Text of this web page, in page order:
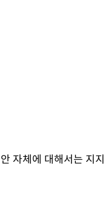
자체에 대해서는 지지